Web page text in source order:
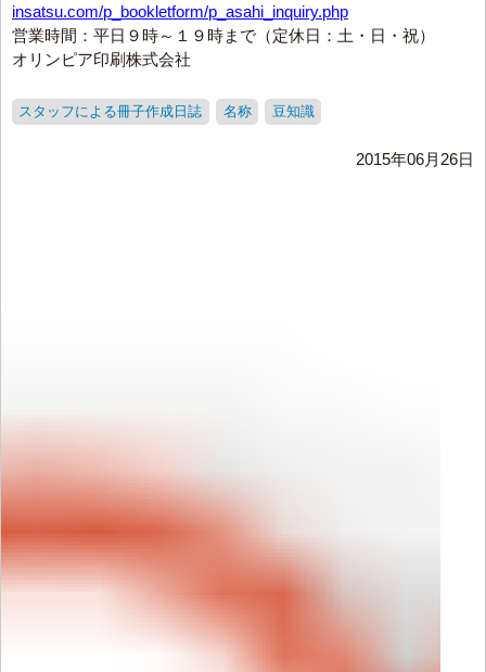
insatsu.com/p_bookletform/p_asahi_inquiry.php
営業時間：平日９時～１９時まで（定休日：土・日・祝）
オリンピア印刷株式会社
スタッフによる冊子作成日誌 名称 豆知識
2015年06月26日